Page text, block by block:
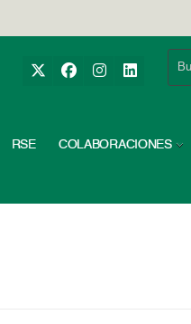
RSE COLABORACIONES